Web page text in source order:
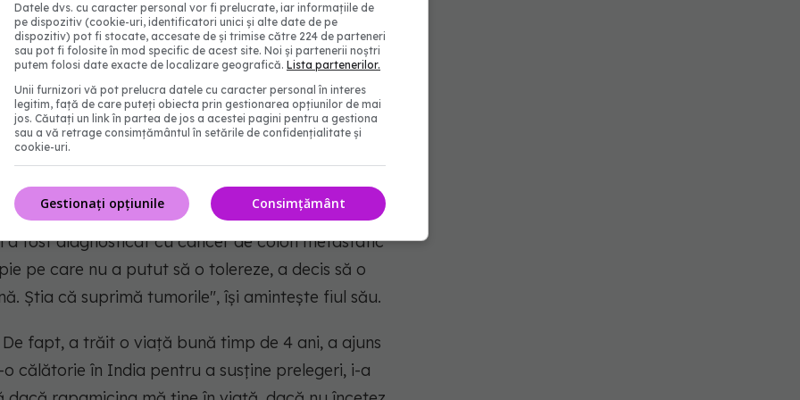
case din Princeton, neexplodat și cu toate
aproximativ 5 ani”, adaugă fiul omului de
dacă probele care se aflau în congelator erau
rapamicină din ele. În laborator s-a descoperit
create noi loturi pentru a continua studiile" ,
a fost diagnosticat cu cancer de colon metastatic
pe care nu a putut să o tolereze, a decis să o
Știa că suprimă tumorile", își amintește fiul său.
fapt, a trăit o viață bună timp de 4 ani, a ajuns
călătorie în India pentru a susține prelegeri, i-a
Datele dvs. cu caracter personal vor fi prelucrate, iar informațiile de
pe dispozitiv (cookie-uri, identificatori unici și alte date de pe
dispozitiv) pot fi stocate, accesate de și trimise către 224 de parteneri
sau pot fi folosite în mod specific de acest site. Noi și partenerii noștri
putem folosi date exacte de localizare geografică. Lista partenerilor.
Unii furnizori vă pot prelucra datele cu caracter personal în interes
legitim, față de care puteți obiecta prin gestionarea opțiunilor de mai
jos. Căutați un link în partea de jos a acestei pagini pentru a gestiona
sau a vă retrage consimțământul în setările de confidențialitate și
cookie-uri.
Consimțământ
Gestionați opțiunile